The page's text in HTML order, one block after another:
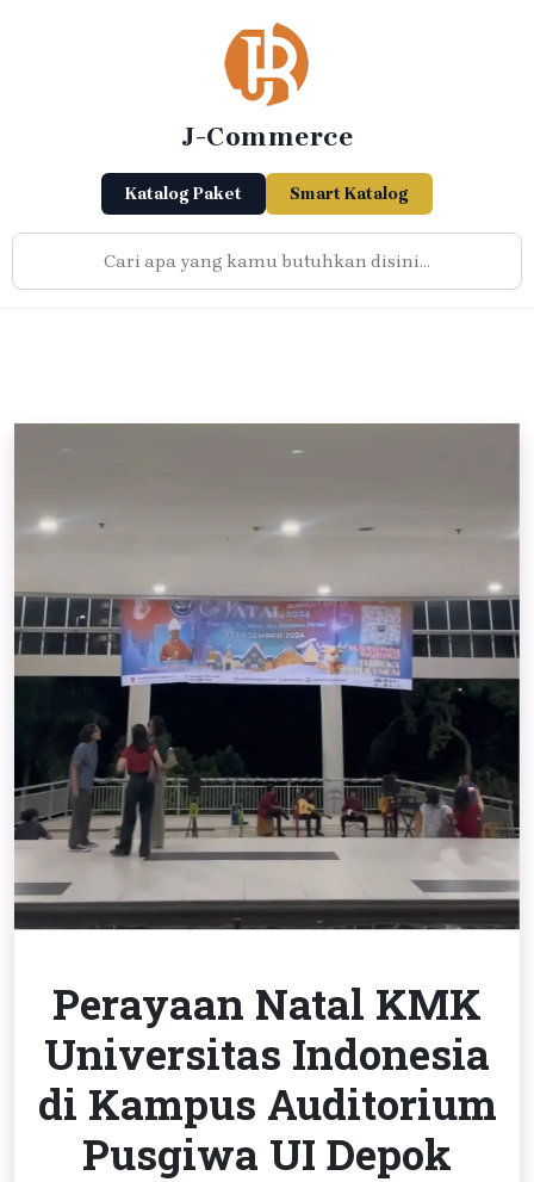
J-Commerce
Katalog Paket Smart Katalog
Perayaan Natal KMK
Universitas Indonesia
di Kampus Auditorium
Pusgiwa UI Depok